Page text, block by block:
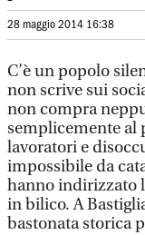
28 maggio 2014 16:38
C’è un popolo
non scrive sui
non compra
semplicemente al
lavoratori e
impossibile da
hanno indirizzato
in bilico. A
bastonata storica